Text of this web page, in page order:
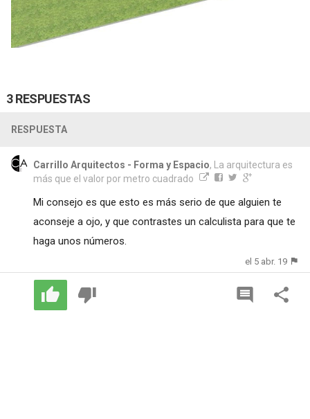
3 RESPUESTAS
RESPUESTA
Carrillo Arquitectos - Forma y Espacio, La arquitectura es
más que el valor por metro cuadrado
Mi consejo es que esto es más serio de que alguien te
aconseje a ojo, y que contrastes un calculista para que te
haga unos números.
el 5 abr. 19